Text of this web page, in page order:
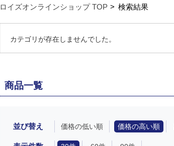
ロイズオンラインショップ TOP 検索結果
カテゴリが存在しませんでした。
商品一覧
並び替え 価格の低い順 価格の高い順